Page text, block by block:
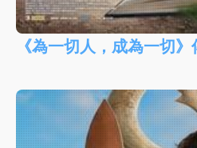
《為一切人，成為一切